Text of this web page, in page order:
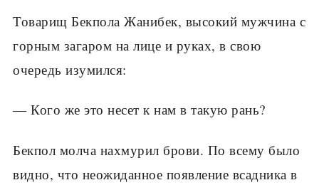
Товарищ Бекпола Жанибек, высокий мужчина с
горным загаром на лице и руках, в свою
очередь изумился:
— Кого же это несет к нам в такую рань?
Бекпол молча нахмурил брови. По всему было
видно, что неожиданное появление всадника в